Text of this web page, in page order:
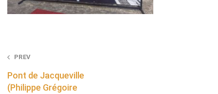
Post
navigation
PREV
Pont de Jacqueville
(Philippe Grégoire